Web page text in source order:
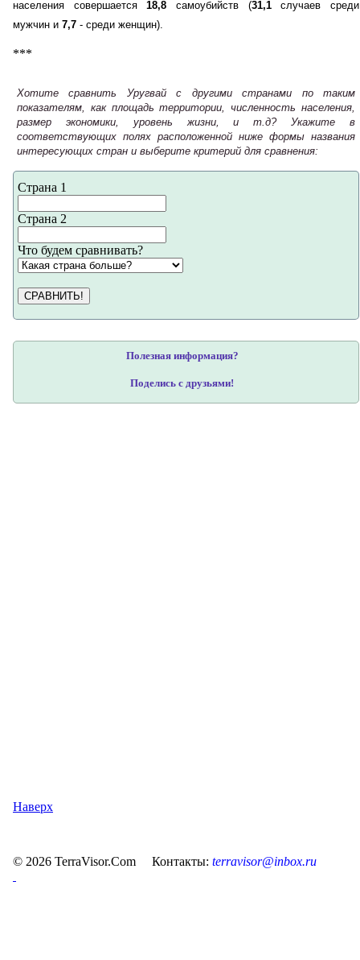
населения совершается18,8 самоубийств (31,1случаев среди
мужчин и 7,7 - среди женщин).
***
Хотите сравнить Уругвай с другими странами по таким
показателям, как площадь территории, численность населения,
размер экономики, уровень жизни, и т.д? Укажите в
соответствующих полях расположенной ниже формы названия
интересующих стран и выберите критерий для сравнения:
Страна 1
Страна 2
Что будем сравнивать?
СРАВНИТЬ!
Полезная информация?
Поделись с друзьями!
Наверх
© 2026 TerraVisor.Com Контакты: terravisor@inbox.ru